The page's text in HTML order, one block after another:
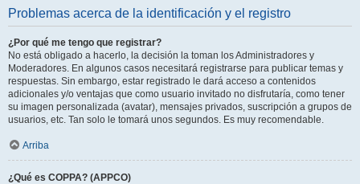
Problemas acerca de la identificación y el registro
¿Por qué me tengo que registrar?
No está obligado a hacerlo, la decisión la toman los Administradores y
Moderadores. En algunos casos necesitará registrarse para publicar temas y
respuestas. Sin embargo, estar registrado le dará acceso a contenidos
adicionales y/o ventajas que como usuario invitado no disfrutaría, como tener
su imagen personalizada (avatar), mensajes privados, suscripción a grupos de
usuarios, etc. Tan solo le tomará unos segundos. Es muy recomendable.
Arriba
¿Qué es COPPA? (APPCO)